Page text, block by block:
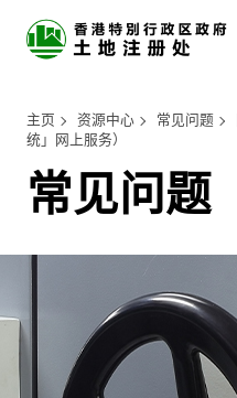
主页 资源中心 常见问题
统」网上服务）
常见问题